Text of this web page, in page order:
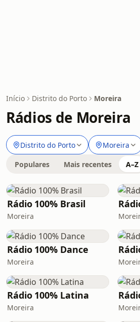
Início Distrito do Porto Moreira
Rádios de Moreira
Distrito do Porto Moreira
Populares Mais recentes A–Z
Rádio 100% Brasil
Moreira
Rádio 100% Dance
Moreira
Rádio 100% Latina
Moreira